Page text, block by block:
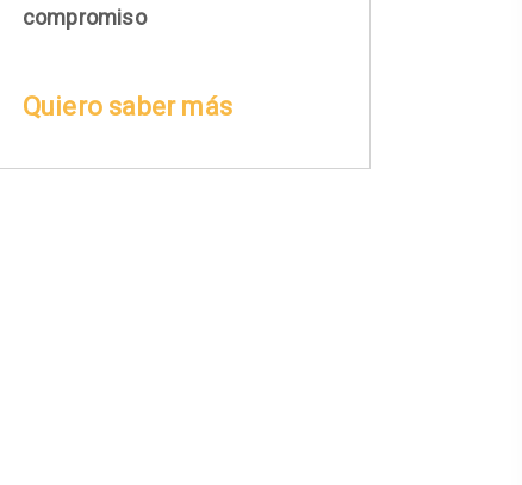
compromiso
Quiero saber más